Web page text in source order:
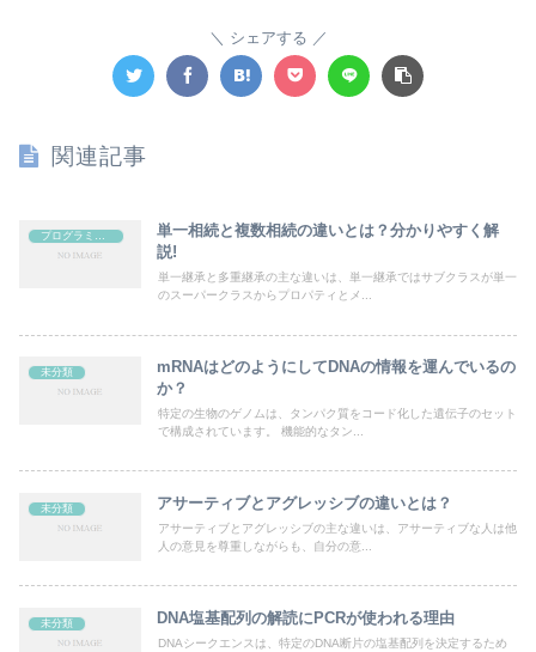
シェアする
関連記事
プログラミング
単一相続と複数相続の違いとは？分かりやすく解
説!
単一継承と多重継承の主な違いは、単一継承ではサブクラスが単一
のスーパークラスからプロパティとメ...
未分類
mRNAはどのようにしてDNAの情報を運んでいるの
か？
特定の生物のゲノムは、タンパク質をコード化した遺伝子のセット
で構成されています。 機能的なタン...
未分類 アサーティブとアグレッシブの違いとは？
アサーティブとアグレッシブの主な違いは、アサーティブな人は他
人の意見を尊重しながらも、自分の意...
未分類 DNA塩基配列の解読にPCRが使われる理由
DNAシークエンスは、特定のDNA断片の塩基配列を決定するため